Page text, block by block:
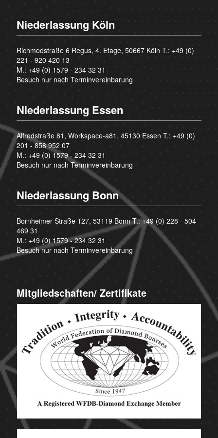
Niederlassung Köln
Richmodstraße 6 Regus, 4. Etage, 50667 Köln T.: +49 (0)
221 - 920 420 13
M.: +49 (0) 1579 - 234 32 31
Besuch nur nach Terminvereinbarung
Niederlassung Essen
Alfredstraße 81, Workspace-a81, 45130 Essen T.: +49 (0)
201 - 858 952 07
M.: +49 (0) 1579 - 234 32 31
Besuch nur nach Terminvereinbarung
Niederlassung Bonn
Bornheimer Straße 127, 53119 Bonn T.:+49 (0) 228 - 504
469 31
M.: +49 (0) 1579 - 234 32 31
Besuch nur nach Terminvereinbarung
Mitgliedschaften/ Zertifikate